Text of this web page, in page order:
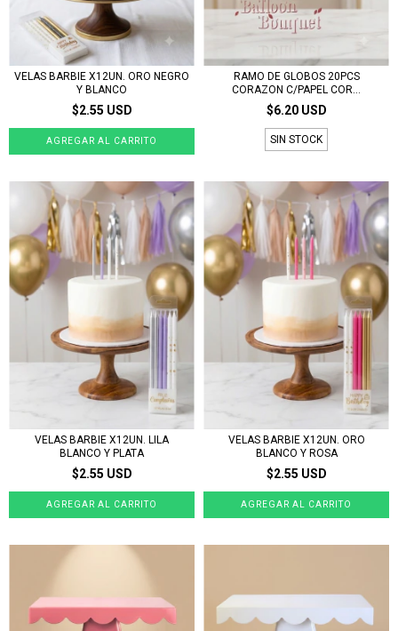
VELAS BARBIE X12UN. ORO NEGRO
Y BLANCO
$2.55 USD
RAMO DE GLOBOS 20PCS
CORAZON C/PAPEL COR...
$6.20 USD
SIN STOCK
VELAS BARBIE X12UN. LILA
BLANCO Y PLATA
$2.55 USD
VELAS BARBIE X12UN. ORO
BLANCO Y ROSA
$2.55 USD